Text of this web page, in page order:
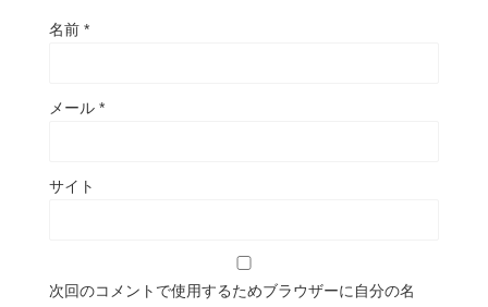
名前 *
メール *
サイト
次回のコメントで使用するためブラウザーに自分の名